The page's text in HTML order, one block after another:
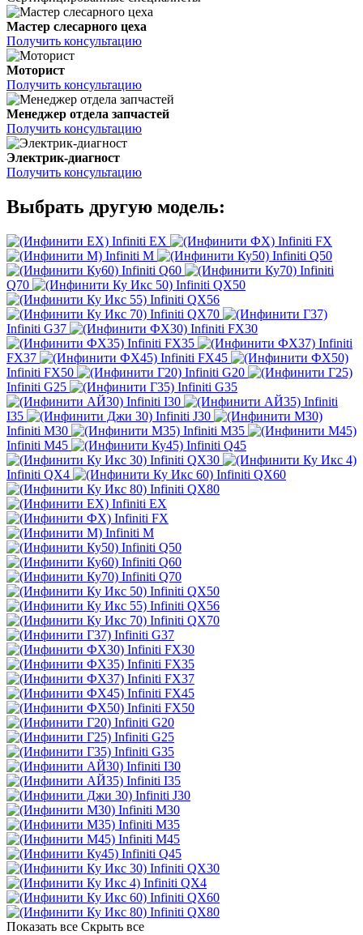
Мастер слесарного цеха
Получить консультацию
Моторист
Получить консультацию
Менеджер отдела запчастей
Получить консультацию
Электрик-диагност
Получить консультацию
Выбрать другую модель:
Infiniti EX
Infiniti FX
Infiniti M
Infiniti Q50
Infiniti Q60
Infiniti
Q70
Infiniti QX50
Infiniti QX56
Infiniti QX70
Infiniti G37
Infiniti FX30
Infiniti FX35
Infiniti
FX37
Infiniti FX45
Infiniti FX50
Infiniti G20
Infiniti G25
Infiniti G35
Infiniti I30
Infiniti
I35
Infiniti J30
Infiniti M30
Infiniti M35
Infiniti M45
Infiniti Q45
Infiniti QX30
Infiniti QX4
Infiniti QX60
Infiniti QX80
Infiniti EX
Infiniti FX
Infiniti M
Infiniti Q50
Infiniti Q60
Infiniti Q70
Infiniti QX50
Infiniti QX56
Infiniti QX70
Infiniti G37
Infiniti FX30
Infiniti FX35
Infiniti FX37
Infiniti FX45
Infiniti FX50
Infiniti G20
Infiniti G25
Infiniti G35
Infiniti I30
Infiniti I35
Infiniti J30
Infiniti M30
Infiniti M35
Infiniti M45
Infiniti Q45
Infiniti QX30
Infiniti QX4
Infiniti QX60
Infiniti QX80
Показать все Скрыть все